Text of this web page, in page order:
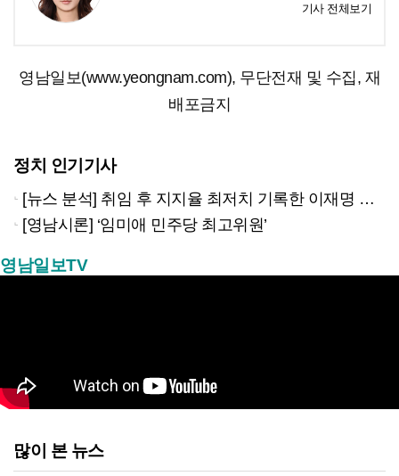
기사 전체보기
영남일보(www.yeongnam.com), 무단전재 및 수집, 재
배포금지
정치 인기기사
[뉴스 분석] 취임 후 지지율 최저치 기록한 이재명 대통령…왜?
[영남시론] ‘임미애 민주당 최고위원’
영남일보TV
많이 본 뉴스